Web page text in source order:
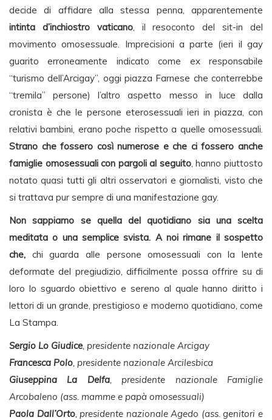
decide di affidare alla stessa penna, apparentemente
intinta d’inchiostro vaticano, il resoconto del sit-in del
movimento omosessuale. Imprecisioni a parte (ieri il gay
guarito erroneamente indicato come ex responsabile
“turismo dell’Arcigay”, oggi piazza Farnese che conterrebbe
“tremila” persone) l’altro aspetto messo in luce dalla
cronista è che le persone eterosessuali ieri in piazza, con
relativi bambini, erano poche rispetto a quelle omosessuali.
Strano che fossero così numerose e che ci fossero anche
famiglie omosessuali con pargoli al seguito, hanno piuttosto
notato quasi tutti gli altri osservatori e giornalisti, visto che
si trattava pur sempre di una manifestazione gay.
Non sappiamo se quella del quotidiano sia una scelta
meditata o una semplice svista. A noi rimane il sospetto
che, chi guarda alle persone omosessuali con la lente
deformate del pregiudizio, difficilmente possa offrire su di
loro lo sguardo obiettivo e sereno al quale hanno diritto i
lettori di un grande, prestigioso e moderno quotidiano, come
La Stampa.
Sergio Lo Giudice, presidente nazionale Arcigay
Francesca Polo, presidente nazionale Arcilesbica
Giuseppina La Delfa, presidente nazionale Famiglie
Arcobaleno (ass. mamme e papà omosessuali)
Paola Dall’Orto, presidente nazionale Agedo (ass. genitori e